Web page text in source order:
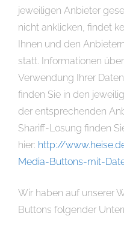
jeweiligen Anbieter
nicht anklicken, findet
Ihnen und den
statt. Informationen
Verwendung Ihrer
finden Sie in den
der entsprechenden
Shariff-Lösung finden
hier: http://
Media-Buttons-mit-
Wir haben auf unserer
Buttons folgender